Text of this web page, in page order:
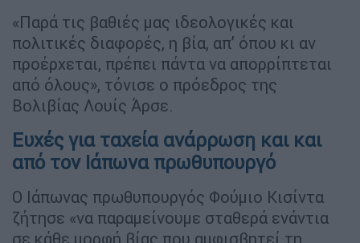
«Παρά τις βαθιές μας ιδεολογικές και
πολιτικές διαφορές, η βία, απ’ όπου κι αν
προέρχεται, πρέπει πάντα να απορρίπτεται
από όλους», τόνισε ο πρόεδρος της
Βολιβίας Λουίς Άρσε.
Ευχές για ταχεία ανάρρωση και και
από τον Ιάπωνα πρωθυπουργό
Ο Ιάπωνας πρωθυπουργός Φούμιο Κισίντα
ζήτησε «να παραμείνουμε σταθερά ενάντια
σε κάθε μορφή βίας που αμφισβητεί τη